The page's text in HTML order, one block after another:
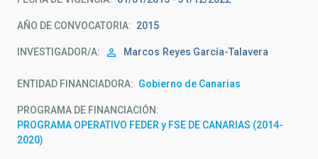
AÑO DE CONVOCATORIA 2015
INVESTIGADOR/A Marcos Reyes García-Talavera
ENTIDAD FINANCIADORA Gobierno de Canarias
PROGRAMA DE FINANCIACIÓN
PROGRAMA OPERATIVO FEDER y FSE DE CANARIAS (2014-
2020)